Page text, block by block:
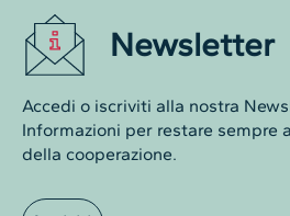
Newsletter
Accedi o iscriviti alla nostra
Informazioni per restare sempre
della cooperazione.